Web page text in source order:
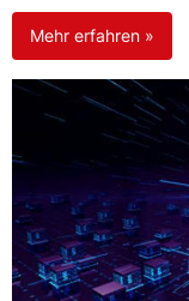
Mehr erfahren »